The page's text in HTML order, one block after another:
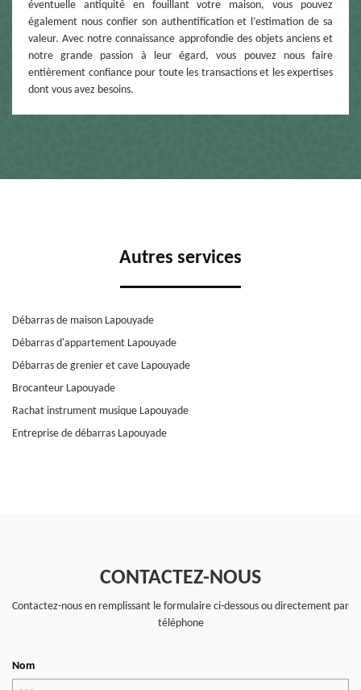
éventuelle antiquité en fouillant votre maison, vous pouvez
également nous confier son authentification et l’estimation de sa
valeur. Avec notre connaissance approfondie des objets anciens et
notre grande passion à leur égard, vous pouvez nous faire
entièrement confiance pour toute les transactions et les expertises
dont vous avez besoins.
Autres services
Débarras de maison Lapouyade
Débarras d'appartement Lapouyade
Débarras de grenier et cave Lapouyade
Brocanteur Lapouyade
Rachat instrument musique Lapouyade
Entreprise de débarras Lapouyade
CONTACTEZ-NOUS
Contactez-nous en remplissant le formulaire ci-dessous ou directement par
téléphone
Nom